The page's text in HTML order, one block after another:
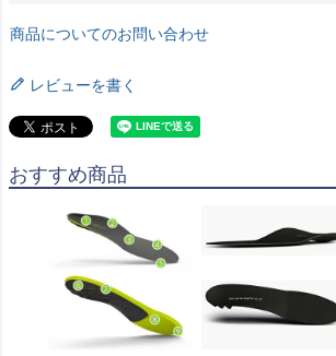
商品についてのお問い合わせ
レビューを書く
おすすめ商品